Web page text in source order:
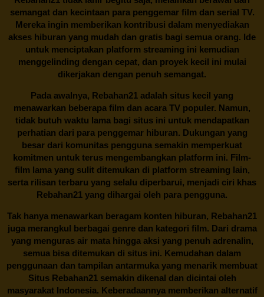
semangat dan kecintaan para penggemar film dan serial TV.
Mereka ingin memberikan kontribusi dalam menyediakan
akses hiburan yang mudah dan gratis bagi semua orang. Ide
untuk menciptakan platform streaming ini kemudian
menggelinding dengan cepat, dan proyek kecil ini mulai
dikerjakan dengan penuh semangat.
Pada awalnya, Rebahan21 adalah situs kecil yang
menawarkan beberapa film dan acara TV populer. Namun,
tidak butuh waktu lama bagi situs ini untuk mendapatkan
perhatian dari para penggemar hiburan. Dukungan yang
besar dari komunitas pengguna semakin memperkuat
komitmen untuk terus mengembangkan platform ini. Film-
film lama yang sulit ditemukan di platform streaming lain,
serta rilisan terbaru yang selalu diperbarui, menjadi ciri khas
Rebahan21 yang dihargai oleh para pengguna.
Tak hanya menawarkan beragam konten hiburan, Rebahan21
juga merangkul berbagai genre dan kategori film. Dari drama
yang menguras air mata hingga aksi yang penuh adrenalin,
semua bisa ditemukan di situs ini. Kemudahan dalam
penggunaan dan tampilan antarmuka yang menarik membuat
Situs Rebahan21semakin dikenal dan dicintai oleh
masyarakat Indonesia. Keberadaannya memberikan alternatif